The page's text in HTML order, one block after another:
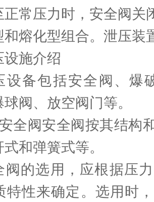
正常压力时，安全阀关
和熔化型组合。泄压装
设施介绍
设备包括安全阀、爆
阀、放空阀门等。
全阀安全阀按其结构
和弹簧式等。
阀的选用，应根据压
特性来确定。选用时